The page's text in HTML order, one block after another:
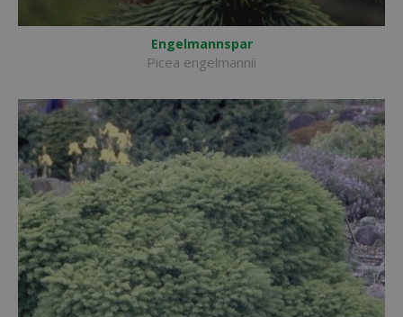
Engelmannspar
Picea engelmannii